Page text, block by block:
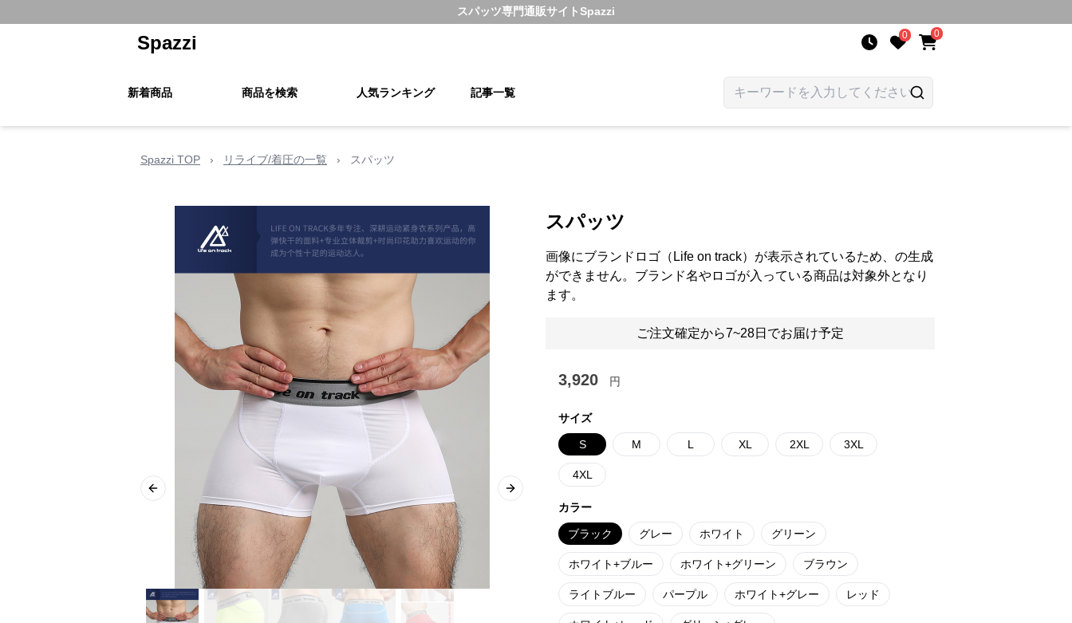
スパッツ専門通販サイトSpazzi
Spazzi 0 0
新着商品 商品を検索 人気ランキング 記事一覧
Spazzi TOP › リライブ/着圧の一覧 › スパッツ
Previous slide Next slide
スパッツ
画像にブランドロゴ（Life on track）が表示されているため、の生成
ができません。ブランド名やロゴが入っている商品は対象外となり
ます。
ご注文確定から7~28日でお届け予定
3,920 円
サイズ
S M L XL 2XL 3XL
4XL
カラー
ブラック グレー ホワイト グリーン
ホワイト+ブルー ホワイト+グリーン ブラウン
ライトブルー パープル ホワイト+グレー レッド